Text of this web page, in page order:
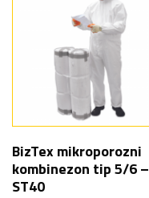
BizTex mikroporozni
kombinezon tip 5/6 –
ST40